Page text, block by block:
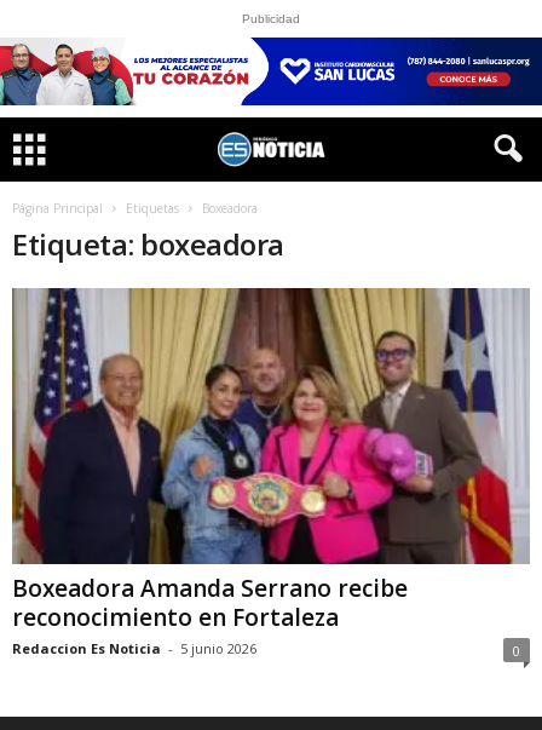
Publicidad
Página Principal Etiquetas Boxeadora
Etiqueta: boxeadora
Boxeadora Amanda Serrano recibe
reconocimiento en Fortaleza
Redaccion Es Noticia - 5 junio 2026 0